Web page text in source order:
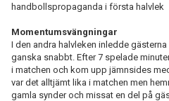
handbollspropaganda i första halvlek
Momentumsvängningar
I den andra halvleken inledde
ganska snabbt. Efter 7 spelade
i matchen och kom upp jämnsides
var det alltjämt lika i matchen men
gamla synder och missat en del på